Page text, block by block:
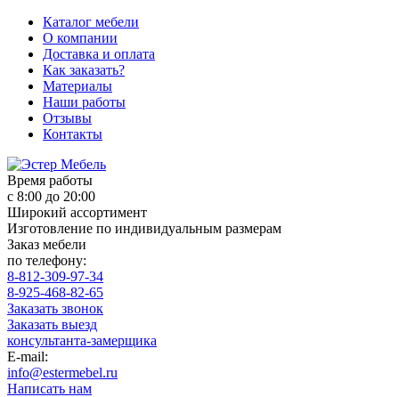
Каталог мебели
О компании
Доставка и оплата
Как заказать?
Материалы
Наши работы
Отзывы
Контакты
Время работы
с 8:00 до 20:00
Широкий ассортимент
Изготовление по индивидуальным размерам
Заказ мебели
по телефону:
8-812-309-97-34
8-925-468-82-65
Заказать звонок
Заказать выезд
консультанта-замерщика
E-mail:
info@estermebel.ru
Написать нам